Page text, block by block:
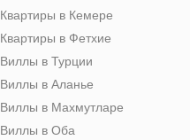
Квартиры в Кемере
Квартиры в Фетхие
Виллы в Турции
Виллы в Аланье
Виллы в Махмутларе
Виллы в Оба